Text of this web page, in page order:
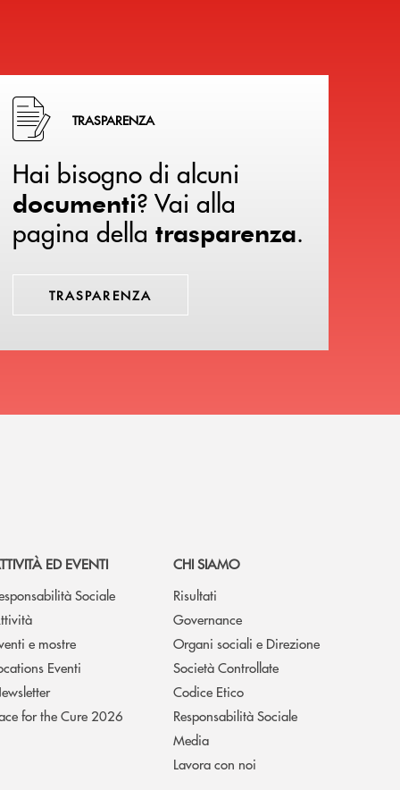
Hai bisogno di alcuni documenti ? Vai alla pagina della
TRASPARENZA
Hai bisogno di alcuni
documenti? Vai alla
pagina della trasparenza.
TRASPARENZA
ED EVENTI
Sociale
e mostre
Eventi
for the Cure 2026
CHI SIAMO
Risultati
Governance
Organi sociali e Direzione
Società Controllate
Codice Etico
Responsabilità Sociale
Media
Lavora con noi